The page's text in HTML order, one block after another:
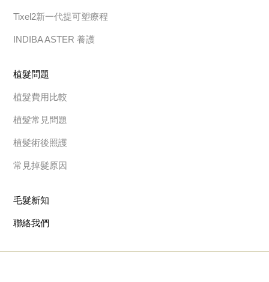
Tixel2新一代提可塑療程
INDIBA ASTER 養護
植髮問題
植髮費用比較
植髮常見問題
植髮術後照護
常見掉髮原因
毛髮新知
聯絡我們